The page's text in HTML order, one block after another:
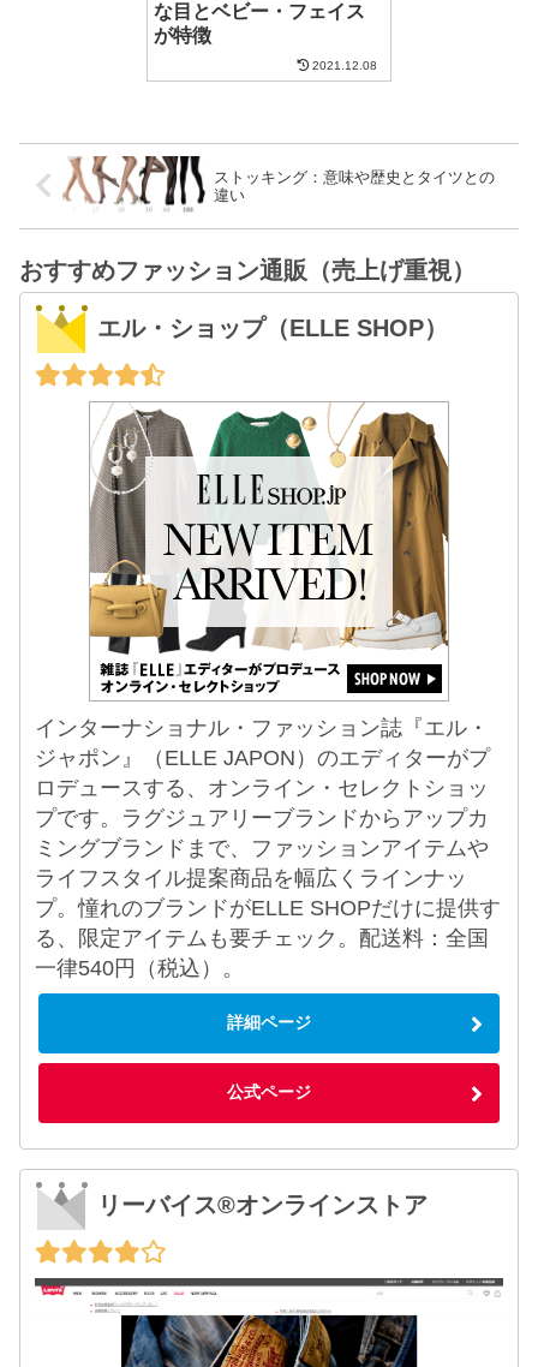
な目とベビー・フェイス
が特徴
2021.12.08
ストッキング：意味や歴史とタイツとの
違い
おすすめファッション通販（売上げ重視）
エル・ショップ（ELLE SHOP）
インターナショナル・ファッション誌『エル・
ジャポン』（ELLE JAPON）のエディターがプ
ロデュースする、オンライン・セレクトショッ
プです。ラグジュアリーブランドからアップカ
ミングブランドまで、ファッションアイテムや
ライフスタイル提案商品を幅広くラインナッ
プ。憧れのブランドがELLE SHOPだけに提供す
る、限定アイテムも要チェック。配送料：全国
一律540円（税込）。
詳細ページ
公式ページ
リーバイス®オンラインストア